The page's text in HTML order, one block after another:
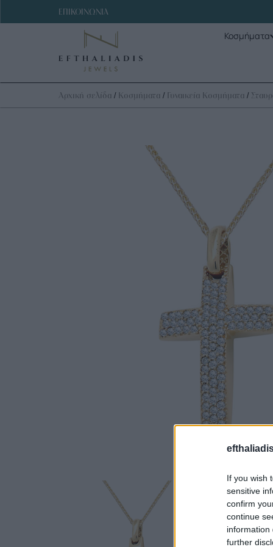
If you wish
sensitive
confirm
continue
information
further
ΕΠΙΚΟΙΝΩΝΙΑ
Κοσμήματα
Αρχική σελίδα / Κοσμήματα / Γυναικεία Κοσμήματα /